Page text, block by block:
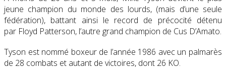
jeune champion du monde des lourds, (mais d’une seule
fédération), battant ainsi le record de précocité détenu
par Floyd Patterson, l’autre grand champion de Cus D’Amato.
Tyson est nommé boxeur de l’année 1986 avec un palmarès
de 28 combats et autant de victoires, dont 26 KO.